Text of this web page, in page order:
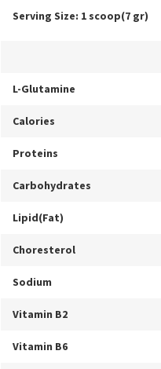
Serving Size: 1 scoop(7 gr)
L-Glutamine
Calories
Proteins
Carbohydrates
Lipid(Fat)
Choresterol
Sodium
Vitamin B2
Vitamin B6